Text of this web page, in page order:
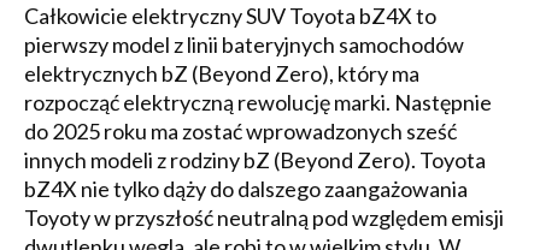
Całkowicie elektryczny SUV Toyota bZ4X to
pierwszy model z linii bateryjnych samochodów
elektrycznych bZ (Beyond Zero), który ma
rozpocząć elektryczną rewolucję marki. Następnie
do 2025 roku ma zostać wprowadzonych sześć
innych modeli z rodziny bZ (Beyond Zero). Toyota
bZ4X nie tylko dąży do dalszego zaangażowania
Toyoty w przyszłość neutralną pod względem emisji